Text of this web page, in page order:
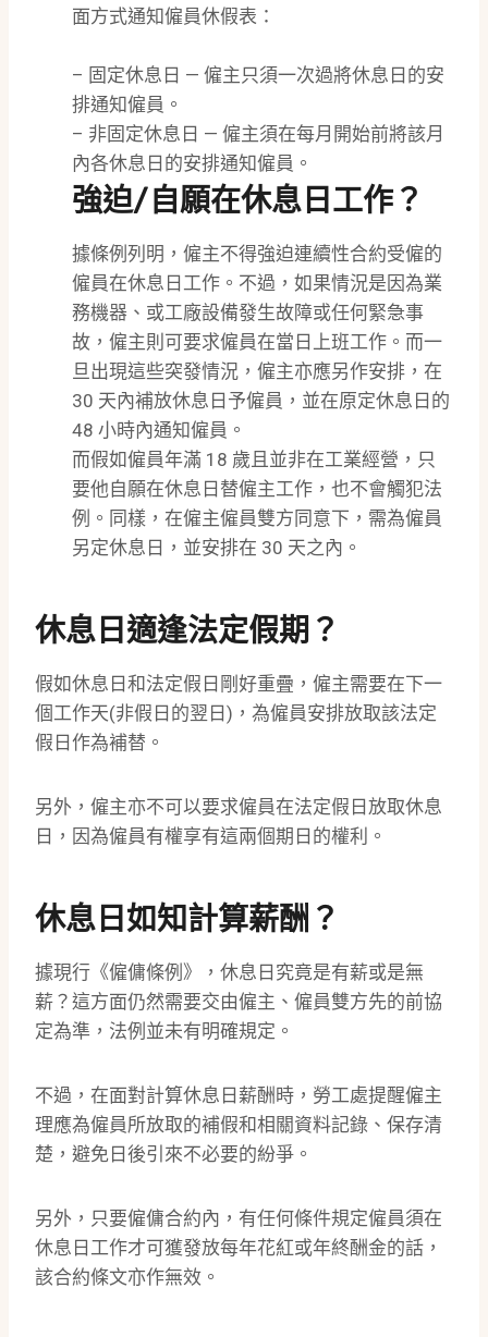
面方式通知僱員休假表：
– 固定休息日 — 僱主只須一次過將休息日的安
排通知僱員。
– 非固定休息日 — 僱主須在每月開始前將該月
內各休息日的安排通知僱員。
強迫/自願在休息日工作？
據條例列明，僱主不得強迫連續性合約受僱的
僱員在休息日工作。不過，如果情況是因為業
務機器、或工廠設備發生故障或任何緊急事
故，僱主則可要求僱員在當日上班工作。而一
旦出現這些突發情況，僱主亦應另作安排，在
30 天內補放休息日予僱員，並在原定休息日的
48 小時內通知僱員。
而假如僱員年滿 18 歲且並非在工業經營，只
要他自願在休息日替僱主工作，也不會觸犯法
例。同樣，在僱主僱員雙方同意下，需為僱員
另定休息日，並安排在 30 天之內。
休息日適逢法定假期？
假如休息日和法定假日剛好重疊，僱主需要在下一
個工作天(非假日的翌日)，為僱員安排放取該法定
假日作為補替。
另外，僱主亦不可以要求僱員在法定假日放取休息
日，因為僱員有權享有這兩個期日的權利。
休息日如知計算薪酬？
據現行《僱傭條例》，休息日究竟是有薪或是無
薪？這方面仍然需要交由僱主、僱員雙方先的前協
定為準，法例並未有明確規定。
不過，在面對計算休息日薪酬時，勞工處提醒僱主
理應為僱員所放取的補假和相關資料記錄、保存清
楚，避免日後引來不必要的紛爭。
另外，只要僱傭合約內，有任何條件規定僱員須在
休息日工作才可獲發放每年花紅或年終酬金的話，
該合約條文亦作無效。